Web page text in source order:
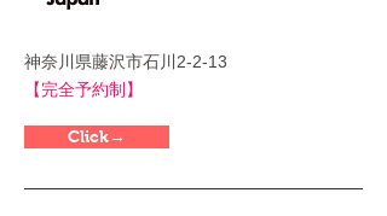
神奈川県藤沢市石川2-2-13
​【完全予約制】
Click→